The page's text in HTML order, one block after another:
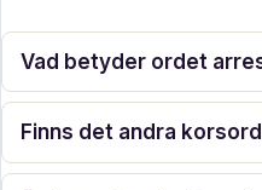
Vad betyder ordet
Finns det andra